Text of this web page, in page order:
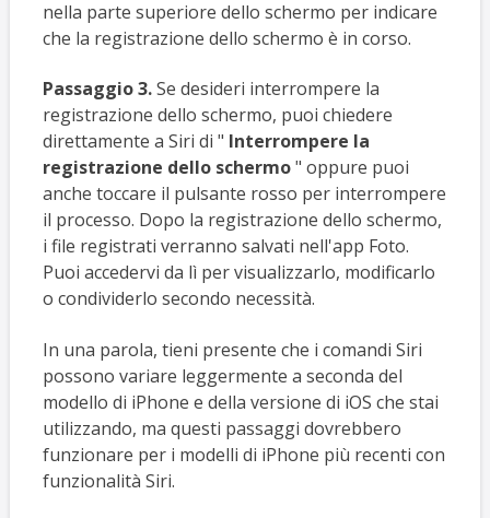
nella parte superiore dello schermo per indicare
che la registrazione dello schermo è in corso.
Passaggio 3.Se desideri interrompere la
registrazione dello schermo, puoi chiedere
direttamente a Siri di " Interrompere la
registrazione dello schermo" oppure puoi
anche toccare il pulsante rosso per interrompere
il processo. Dopo la registrazione dello schermo,
i file registrati verranno salvati nell'app Foto.
Puoi accedervi da lì per visualizzarlo, modificarlo
o condividerlo secondo necessità.
In una parola, tieni presente che i comandi Siri
possono variare leggermente a seconda del
modello di iPhone e della versione di iOS che stai
utilizzando, ma questi passaggi dovrebbero
funzionare per i modelli di iPhone più recenti con
funzionalità Siri.